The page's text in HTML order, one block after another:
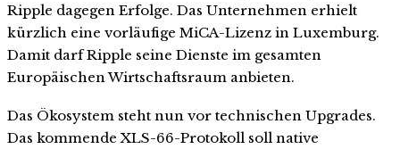
Ripple dagegen Erfolge. Das Unternehmen erhielt
kürzlich eine vorläufige MiCA-Lizenz in Luxemburg.
Damit darf Ripple seine Dienste im gesamten
Europäischen Wirtschaftsraum anbieten.
Das Ökosystem steht nun vor technischen Upgrades.
Das kommende XLS-66-Protokoll soll native